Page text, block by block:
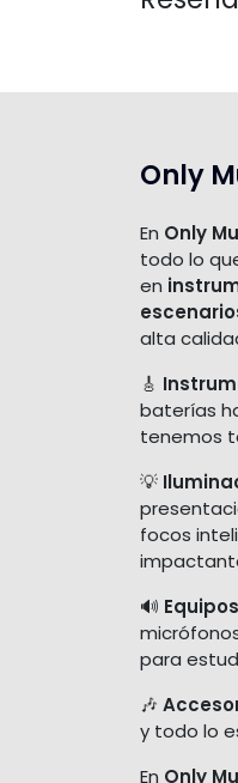
Only
En Only
todo lo
en
alta
🎸
baterías
tenemos
💡
focos
🔊
para
🎶
y todo lo
En Only